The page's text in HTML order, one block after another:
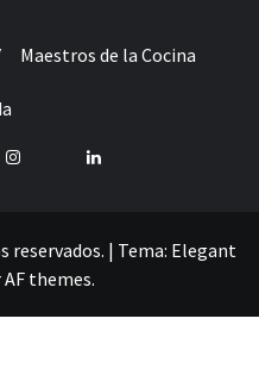
Maestros de la Cocina
InstagramPinterestLinkedIn
reservados. | Tema: Elegant
AF themes.